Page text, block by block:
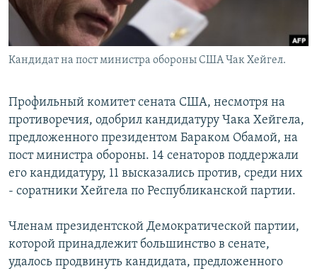
Հայերեն
English
Все сайты Радио Азатутюн
Кандидат на пост министра обороны США Чак Хейгел.
Профильный комитет сената США, несмотря на
противоречия, одобрил кандидатуру Чака Хейгела,
предложенного президентом Бараком Обамой, на
пост министра обороны. 14 сенаторов поддержали
его кандидатуру, 11 высказались против, среди них
- соратники Хейгела по Республиканской партии.
Членам президентской Демократической партии,
которой принадлежит большинство в сенате,
удалось продвинуть кандидата, предложенного